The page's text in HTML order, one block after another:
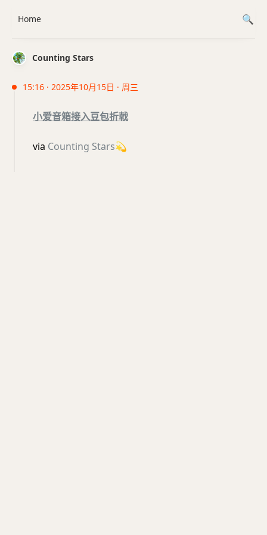
Counting Stars
15:16 · 2025年10月15日 · 周三
小爱音箱接入豆包折戟
via Counting Stars💫
Home